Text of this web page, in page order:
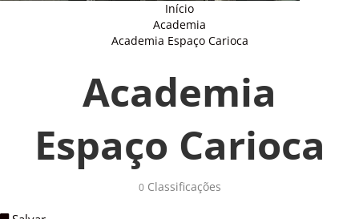
Início
Academia
Academia Espaço Carioca
Academia
Espaço Carioca
0Classificações